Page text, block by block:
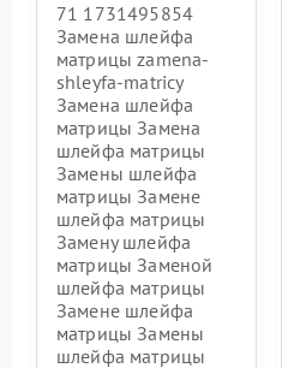
71 1731495854
Замена шлейфа
матрицы zamena-
shleyfa-matricy
Замена шлейфа
матрицы Замена
шлейфа матрицы
Замены шлейфа
матрицы Замене
шлейфа матрицы
Замену шлейфа
матрицы Заменой
шлейфа матрицы
Замене шлейфа
матрицы Замены
шлейфа матрицы